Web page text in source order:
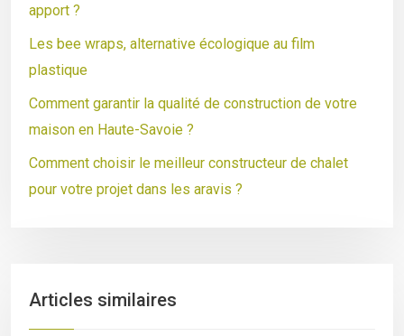
apport ?
Les bee wraps, alternative écologique au film
plastique
Comment garantir la qualité de construction de votre
maison en Haute-Savoie ?
Comment choisir le meilleur constructeur de chalet
pour votre projet dans les aravis ?
Articles similaires